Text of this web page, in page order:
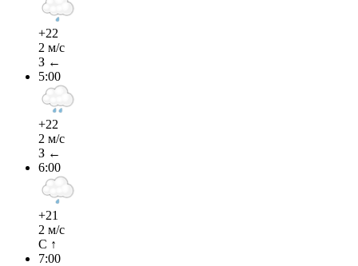
+22
2 м/с
З ←
5:00
+22
2 м/с
З ←
6:00
+21
2 м/с
С ↑
7:00